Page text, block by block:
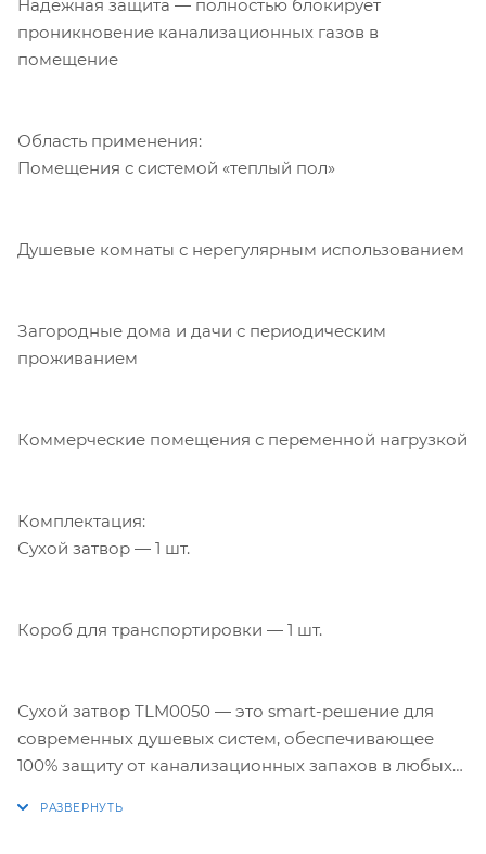
Надежная защита — полностью блокирует
проникновение канализационных газов в
помещение
Область применения:
Помещения с системой «теплый пол»
Душевые комнаты с нерегулярным использованием
Загородные дома и дачи с периодическим
проживанием
Коммерческие помещения с переменной нагрузкой
Комплектация:
Сухой затвор — 1 шт.
Короб для транспортировки — 1 шт.
Сухой затвор TLM0050 — это smart-решение для
современных душевых систем, обеспечивающее
100% защиту от канализационных запахов в любых